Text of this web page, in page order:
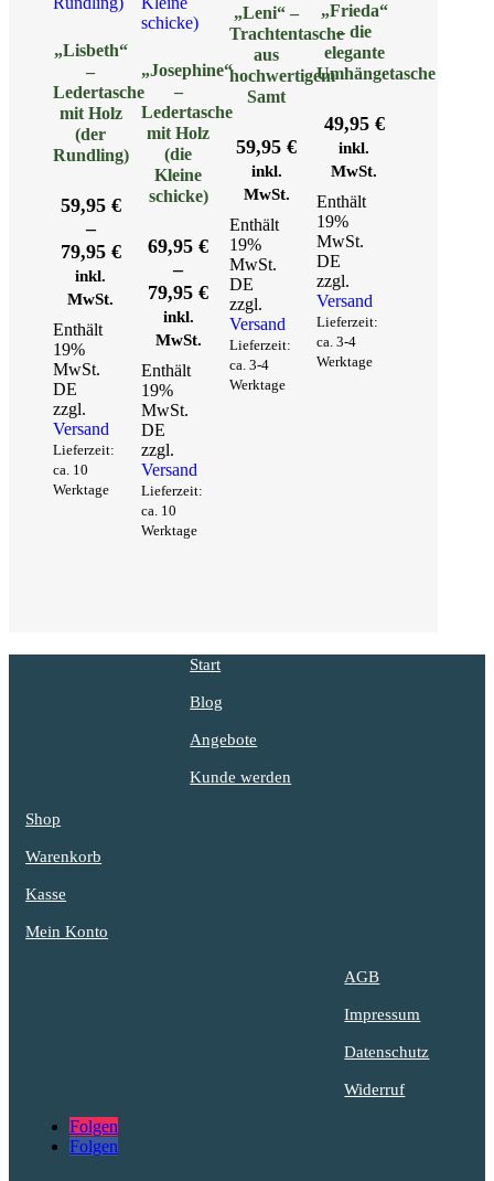
„Lisbeth“
–
Ledertasche
mit Holz
(der
Rundling)
59,95 €
–
79,95 €Preisspanne:
59,95 €
79,95 €
inkl.
MwSt.
Enthält
19%
MwSt.
DE
zzgl.
Versand
Lieferzeit:
ca. 10
Werktage
„Josephine“
–
Ledertasche
mit Holz
(die
Kleine
schicke)
69,95€
–
79,95€Preisspanne:
69,95 €
bis
79,95 €
inkl.
MwSt.
Enthält
19%
MwSt.
DE
zzgl.
Versand
Lieferzeit:
ca. 10
Werktage
„Leni“ –
Trachtentasche
aus
hochwertigem
Samt
59,95€
inkl.
MwSt.
Enthält
19%
MwSt.
DE
zzgl.
Versand
Lieferzeit:
ca. 3-4
Werktage
„Frieda“
– die
elegante
Umhängetasche
49,95 €
inkl.
MwSt.
Enthält
19%
MwSt.
DE
zzgl.
Versand
Lieferzeit:
ca. 3-4
Werktage
Start
Blog
Angebote
Kunde werden
Shop
Warenkorb
Kasse
Mein Konto
AGB
Impressum
Datenschutz
Widerruf
Folgen
Folgen